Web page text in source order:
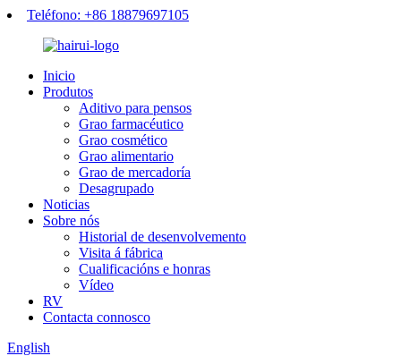
Teléfono: +86 18879697105
Inicio
Produtos
Aditivo para pensos
Grao farmacéutico
Grao cosmético
Grao alimentario
Grao de mercadoría
Desagrupado
Noticias
Sobre nós
Historial de desenvolvemento
Visita á fábrica
Cualificacións e honras
Vídeo
RV
Contacta connosco
English